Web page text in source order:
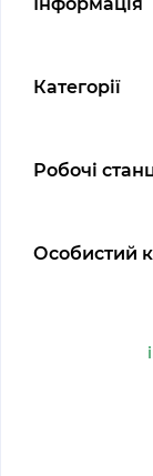
Категорії
Робочі
Особистий